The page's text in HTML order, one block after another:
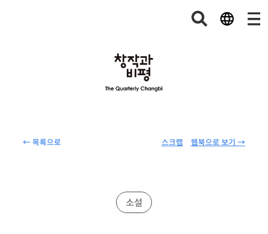
← 목록으로 웹북으로 보기 →
스크랩
소설